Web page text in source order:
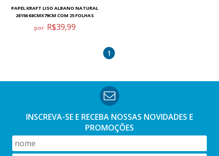
PAPEL KRAFT LISO ALBANO NATURAL
28156 68CMX79CM COM 25 FOLHAS
por: R$39,99
1
INSCREVA-SE E RECEBA NOSSAS NOVIDADES E
PROMOÇÕES